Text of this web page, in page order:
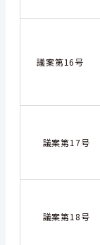
議案第16号
議案第17号
議案第18号